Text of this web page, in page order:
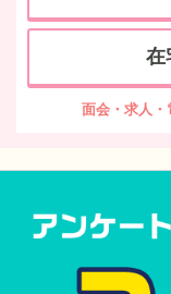
在
面会・求人・